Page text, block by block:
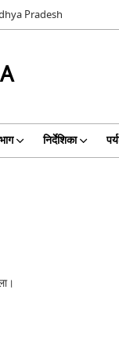
Pradesh
निर्देशिका